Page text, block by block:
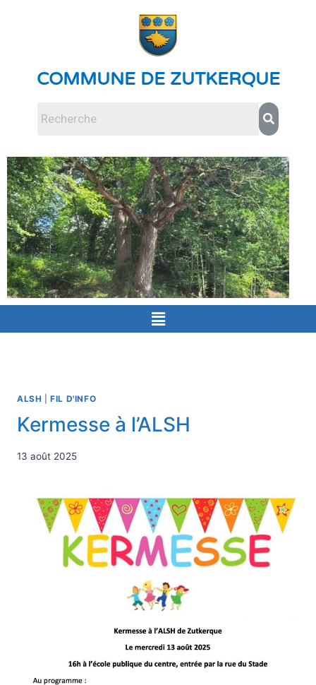
COMMUNE DE ZUTKERQUE
ALSH |FIL D'INFO
Kermesse à l’ALSH
13 août 2025